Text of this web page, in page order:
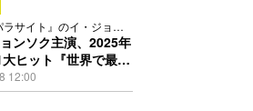
サイト』のイ・ジョン
・ヨジョン
ンソク主演、2025年
ヒット『世界で最後
！』11月13日公開決
12:00